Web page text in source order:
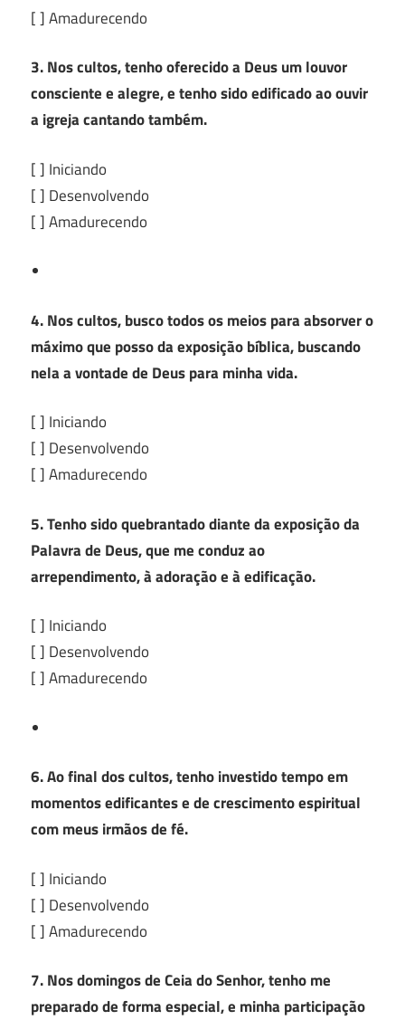
[ ] Amadurecendo
3. Nos cultos, tenho oferecido a Deus um louvor
consciente e alegre, e tenho sido edificado ao ouvir
a igreja cantando também.
[ ] Iniciando
[ ] Desenvolvendo
[ ] Amadurecendo
4. Nos cultos, busco todos os meios para absorver o
máximo que posso da exposição bíblica, buscando
nela a vontade de Deus para minha vida.
[ ] Iniciando
[ ] Desenvolvendo
[ ] Amadurecendo
5. Tenho sido quebrantado diante da exposição da
Palavra de Deus, que me conduz ao
arrependimento, à adoração e à edificação.
[ ] Iniciando
[ ] Desenvolvendo
[ ] Amadurecendo
6. Ao final dos cultos, tenho investido tempo em
momentos edificantes e de crescimento espiritual
com meus irmãos de fé.
[ ] Iniciando
[ ] Desenvolvendo
[ ] Amadurecendo
7. Nos domingos de Ceia do Senhor, tenho me
preparado de forma especial, e minha participação